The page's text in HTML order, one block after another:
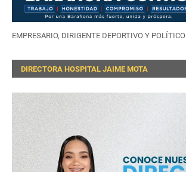
EMPRESARIO, DIRIGENTE DEPORTIVO Y POLÍTICO
DIRECTORA HOSPITAL JAIME MOTA